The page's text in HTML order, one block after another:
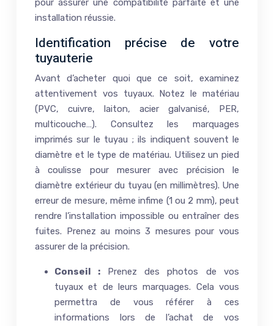
pour assurer une compatibilité parfaite et une
installation réussie.
Identification précise de votre
tuyauterie
Avant d’acheter quoi que ce soit, examinez
attentivement vos tuyaux. Notez le matériau
(PVC, cuivre, laiton, acier galvanisé, PER,
multicouche…). Consultez les marquages
imprimés sur le tuyau ; ils indiquent souvent le
diamètre et le type de matériau. Utilisez un pied
à coulisse pour mesurer avec précision le
diamètre extérieur du tuyau (en millimètres). Une
erreur de mesure, même infime (1 ou 2 mm), peut
rendre l’installation impossible ou entraîner des
fuites. Prenez au moins 3 mesures pour vous
assurer de la précision.
Conseil : Prenez des photos de vos
tuyaux et de leurs marquages. Cela vous
permettra de vous référer à ces
informations lors de l’achat de vos